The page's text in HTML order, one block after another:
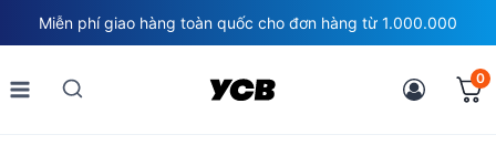
to
content
Miễn phí giao hàng toàn quốc cho đơn hàng từ 1.000.000
0